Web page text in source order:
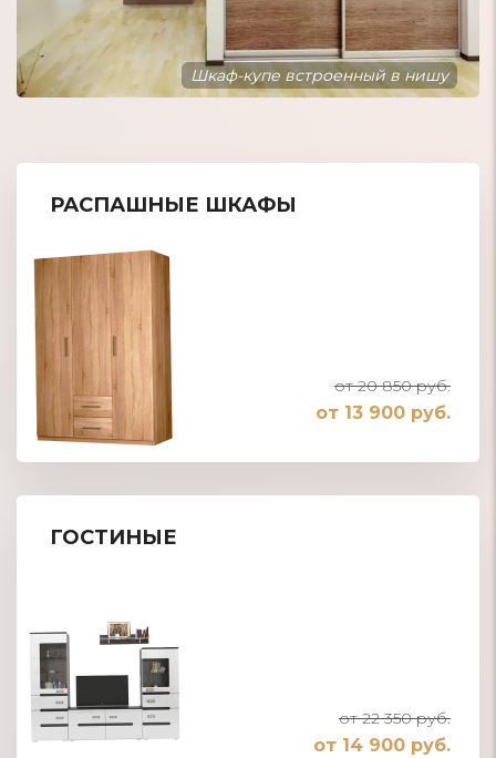
Шкаф-купе встроенный в нишу
РАСПАШНЫЕ ШКАФЫ
от 20 850 руб.
от 13 900 руб.
ГОСТИНЫЕ
от 22 350 руб.
от 14 900 руб.